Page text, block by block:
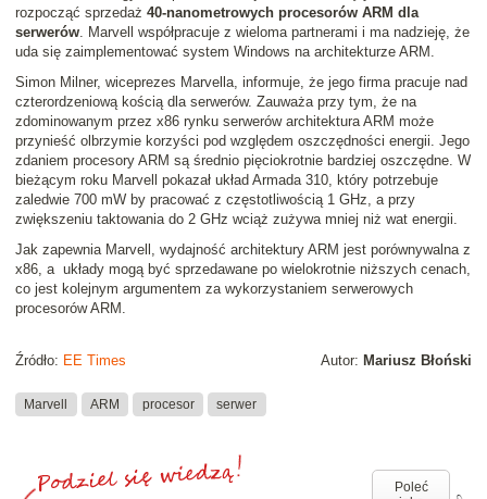
rozpocząć sprzedaż 40-nanometrowych procesorów ARM dla
serwerów . Marvell współpracuje z wieloma partnerami i ma nadzieję, że
uda się zaimplementować system Windows na architekturze ARM.
Simon Milner, wiceprezes Marvella, informuje, że jego firma pracuje nad
czterordzeniową kością dla serwerów. Zauważa przy tym, że na
zdominowanym przez x86 rynku serwerów architektura ARM może
przynieść olbrzymie korzyści pod względem oszczędności energii. Jego
zdaniem procesory ARM są średnio pięciokrotnie bardziej oszczędne. W
bieżącym roku Marvell pokazał układ Armada 310, który potrzebuje
zaledwie 700 mW by pracować z częstotliwością 1 GHz, a przy
zwiększeniu taktowania do 2 GHz wciąż zużywa mniej niż wat energii.
Jak zapewnia Marvell, wydajność architektury ARM jest porównywalna z
x86, a układy mogą być sprzedawane po wielokrotnie niższych cenach,
co jest kolejnym argumentem za wykorzystaniem serwerowych
procesorów ARM.
Autor: Mariusz Błoński
Źródło: EE Times
Marvell ARM procesor serwer
Poleć